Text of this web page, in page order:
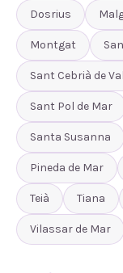
Dosrius
Montgat
Sant Cebrià de
Sant Pol de Mar
Santa Susanna
Pineda de Mar
Teià Tiana
Vilassar de Mar